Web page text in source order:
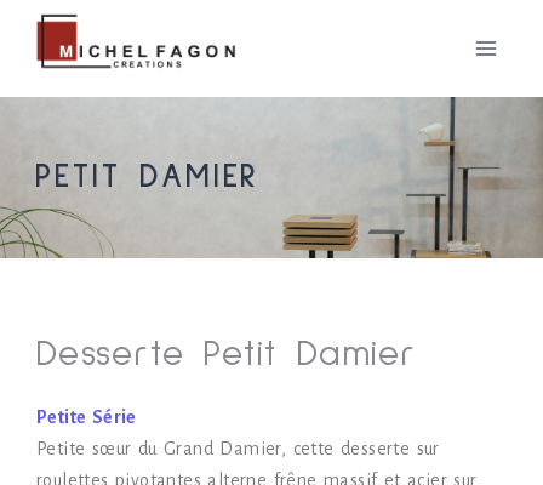
PETIT DAMIER
Desserte Petit Damier
Petite Série
Petite sœur du Grand Damier, cette desserte sur
roulettes pivotantes alterne frêne massif et acier sur